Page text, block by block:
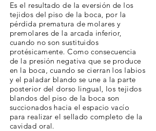
Es el resultado de la eversión de los
tejidos del piso de la boca, por la
pérdida prematura de molares y
premolares de la arcada inferior,
cuando no son sustituidos
protésicamente. Como consecuencia
de la presión negativa que se produce
en la boca, cuando se cierran los labios
y el paladar blando se une a la parte
posterior del dorso lingual, los tejidos
blandos del piso de la boca son
succionados hacia el espacio vacío
para realizar el sellado completo de la
cavidad oral.